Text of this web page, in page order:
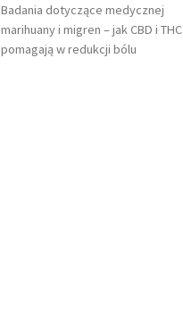
Badania dotyczące medycznej
marihuany i migren – jak CBD i THC
pomagają w redukcji bólu